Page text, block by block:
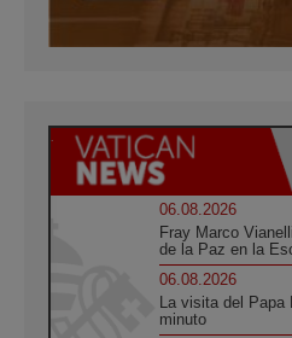
06.08.2026
Fray Marco
de la Paz en la
06.08.2026
La visita del
minuto